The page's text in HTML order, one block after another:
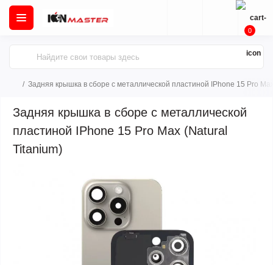
0
Задняя крышка в сборе с металлической пластиной IPhone 15 Pro
Задняя крышка в сборе с металлической
пластиной IPhone 15 Pro Max (Natural
Titanium)